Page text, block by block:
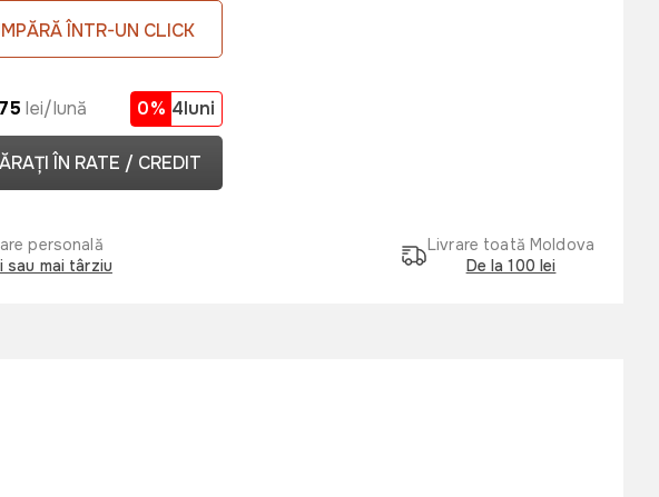
ÎNTR-UN CLICK
lei/lună 0% 4luni
ÎN RATE / CREDIT
personală
sau mai târziu
Livrare toată Moldova
De la 100 lei